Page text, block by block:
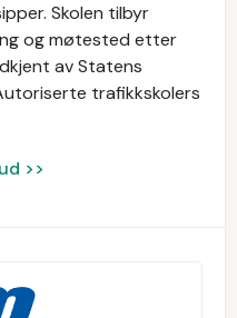
Skolen tilbyr
og møtested etter
av Statens
trafikkskolers
>>